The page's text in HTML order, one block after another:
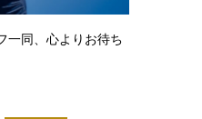
一同、心よりお待ち